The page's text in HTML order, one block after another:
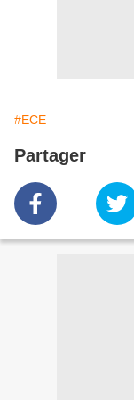
#ECE
Partager